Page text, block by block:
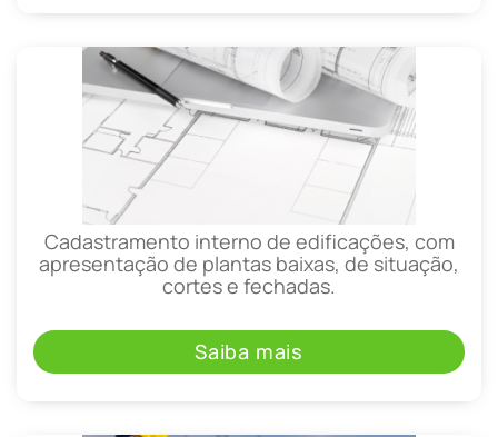
Cadastramento interno de edificações, com
apresentação de plantas baixas, de situação,
cortes e fechadas.
Saiba mais